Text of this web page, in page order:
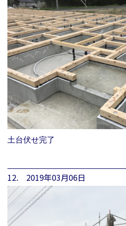
土台伏せ完了
12. 2019年03月06日